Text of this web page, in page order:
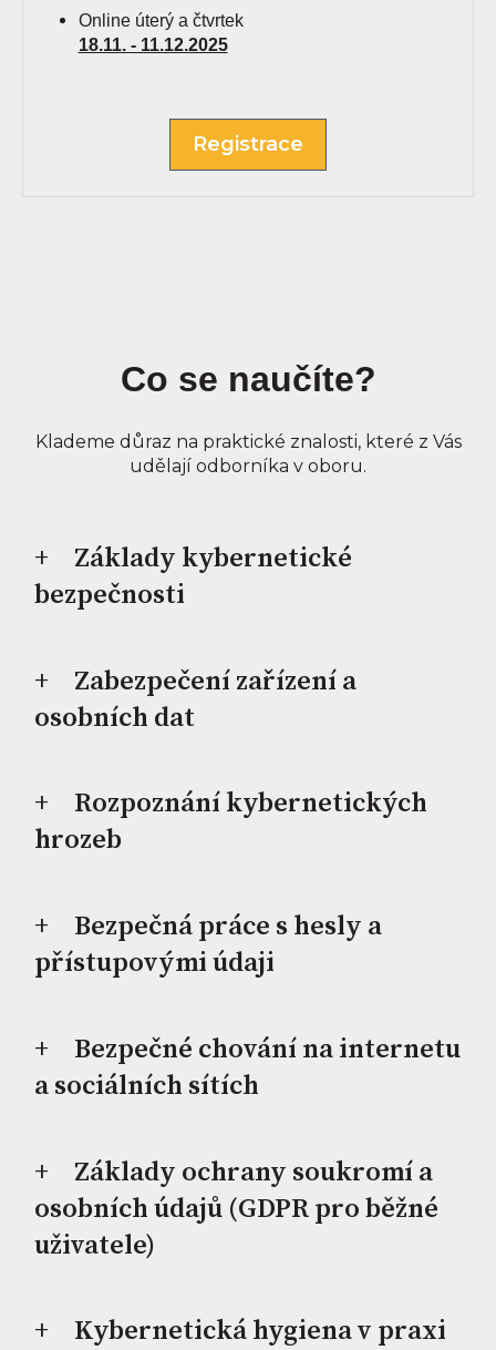
Online úterý a čtvrtek
18.11. - 11.12.2025
Registrace
Co se naučíte?
Klademe důraz na praktické znalosti, které z Vás
udělají odborníka v oboru.
Základy kybernetické
bezpečnosti
Zabezpečení zařízení a
osobních dat
Rozpoznání kybernetických
hrozeb
Bezpečná práce s hesly a
přístupovými údaji
Bezpečné chování na internetu
a sociálních sítích
Základy ochrany soukromí a
osobních údajů (GDPR pro běžné
uživatele)
Kybernetická hygiena v praxi